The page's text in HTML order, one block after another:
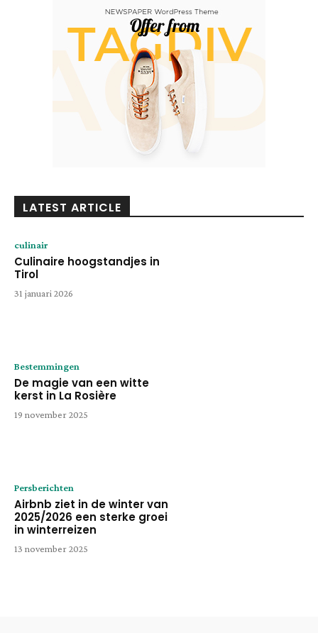
LATEST ARTICLE
culinair
Culinaire hoogstandjes in
Tirol
31 januari 2026
Bestemmingen
De magie van een witte
kerst in La Rosière
19 november 2025
Persberichten
Airbnb ziet in de winter van
2025/2026 een sterke groei
in winterreizen
13 november 2025